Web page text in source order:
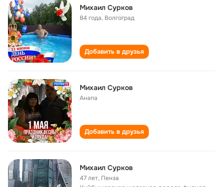
Михаил Сурков
84 года, Волгоград
Добавить в друзья
Михаил Сурков
Анапа
Добавить в друзья
Михаил Сурков
47 лет, Пенза